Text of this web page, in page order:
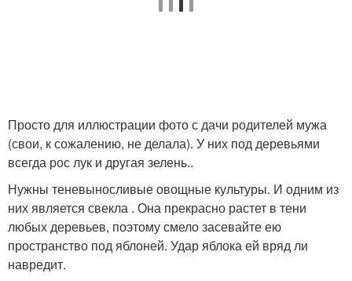
Просто для иллюстрации фото с дачи родителей мужа
(свои, к сожалению, не делала). У них под деревьями
всегда рос лук и другая зелень..
Нужны теневыносливые овощные культуры. И одним из
них является свекла . Она прекрасно растет в тени
любых деревьев, поэтому смело засевайте ею
пространство под яблоней. Удар яблока ей вряд ли
навредит.